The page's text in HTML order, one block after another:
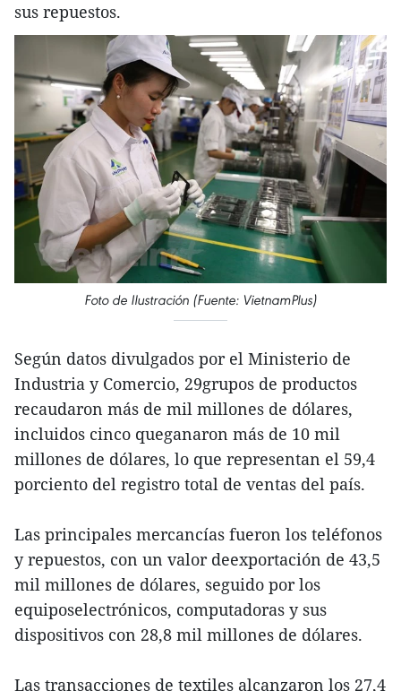
sus repuestos.
Foto de Ilustración (Fuente: VietnamPlus)
Según datos divulgados por el Ministerio de
Industria y Comercio, 29grupos de productos
recaudaron más de mil millones de dólares,
incluidos cinco queganaron más de 10 mil
millones de dólares, lo que representan el 59,4
porciento del registro total de ventas del país.
Las principales mercancías fueron los teléfonos
y repuestos, con un valor deexportación de 43,5
mil millones de dólares, seguido por los
equiposelectrónicos, computadoras y sus
dispositivos con 28,8 mil millones de dólares.
Las transacciones de textiles alcanzaron los 27,4